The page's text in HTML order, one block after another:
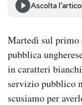
AREA
Newsletter
Notifiche mobile
Regala il Post
Esci
Ascolta
Martedì sul primo
pubblica
in caratteri
servizio pubblico
scusiamo per